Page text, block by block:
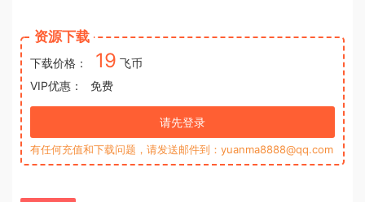
资源下载
下载价格： 19 飞币
VIP优惠：
免费
请先登录
有任何充值和下载问题，请发送邮件到：yuanma8888@qq.com